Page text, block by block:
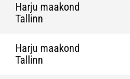
Harju maakond
Tallinn
Harju maakond
Tallinn